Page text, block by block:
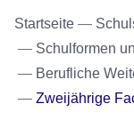
Startseite
Schulformen
Berufliche
Zweijährige